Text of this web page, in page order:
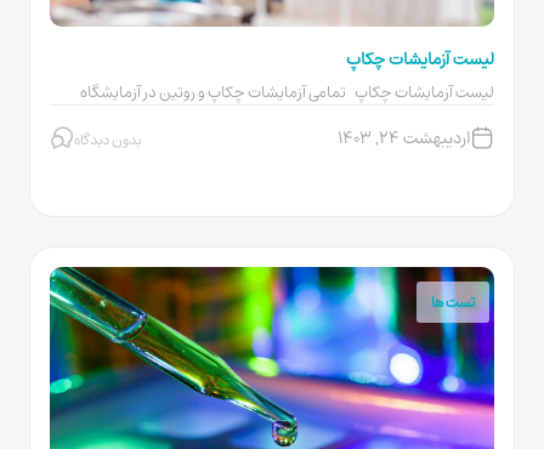
لیست آزمایشات چکاپ
لیست آزمایشات چکاپ تمامی آزمایشات چکاپ و روتین در آزمایشگاه
اردیبهشت ۲۴, ۱۴۰۳ بدون دیدگاه
تست ها